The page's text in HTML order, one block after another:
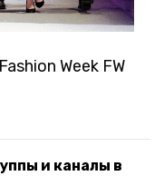
Week FW
и каналы в